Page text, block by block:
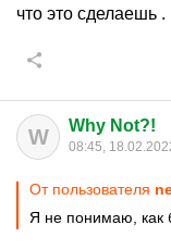
что это сделаешь .
W Why Not?!
08:45,
От пользователя
Я не понимаю, как